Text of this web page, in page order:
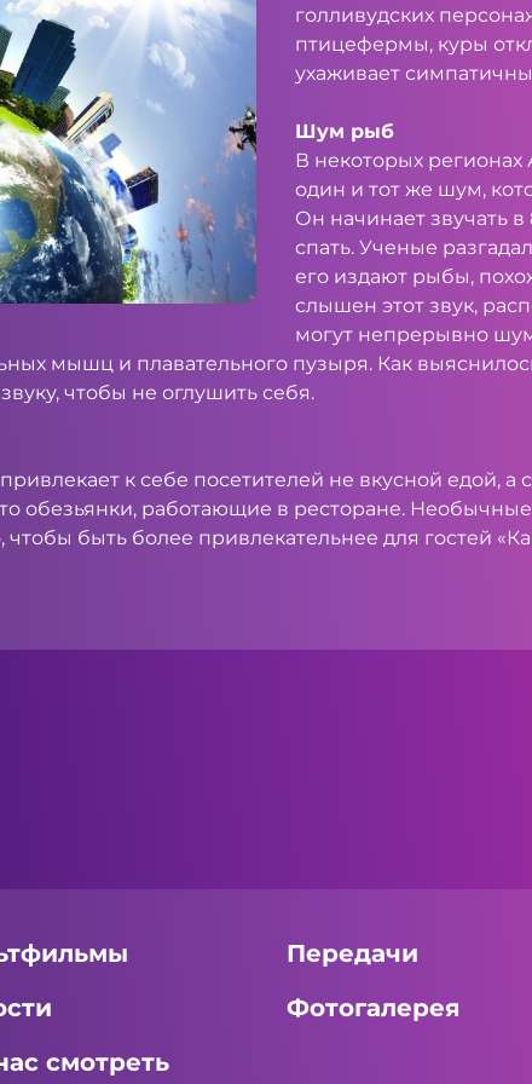
голливудских
птицефермы, куры
ухаживает
Шум рыб
В некоторых
один и тот же шум,
Он начинает звучать
спать. Ученые
его издают рыбы,
слышен этот звук,
могут непрерывно
мышц и плавательного пузыря. Как
чтобы не оглушить себя.
к себе посетителей не вкусной едой, а
обезьянки, работающие в ресторане.
чтобы быть более привлекательнее для гостей
Передачи
Фотогалерея
смотреть